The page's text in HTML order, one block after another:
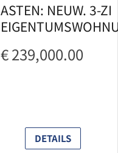
ASTEN: NEUW. 3-ZI
€ 239,000.00
DETAILS